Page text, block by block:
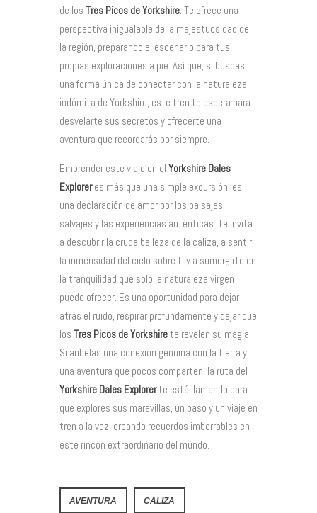
de los Tres Picos de Yorkshire. Te ofrece una
perspectiva inigualable de la majestuosidad de
la región, preparando el escenario para tus
propias exploraciones a pie. Así que, si buscas
una forma única de conectar con la naturaleza
indómita de Yorkshire, este tren te espera para
desvelarte sus secretos y ofrecerte una
aventura que recordarás por siempre.
Emprender este viaje en el Yorkshire Dales
Exploreres más que una simple excursión; es
una declaración de amor por los paisajes
salvajes y las experiencias auténticas. Te invita
a descubrir la cruda belleza de la caliza, a sentir
la inmensidad del cielo sobre ti y a sumergirte en
la tranquilidad que solo la naturaleza virgen
puede ofrecer. Es una oportunidad para dejar
atrás el ruido, respirar profundamente y dejar que
los Tres Picos de Yorkshirete revelen su magia.
Si anhelas una conexión genuina con la tierra y
una aventura que pocos comparten, la ruta del
Yorkshire Dales Explorerte está llamando para
que explores sus maravillas, un paso y un viaje en
tren a la vez, creando recuerdos imborrables en
este rincón extraordinario del mundo.
AVENTURA CALIZA